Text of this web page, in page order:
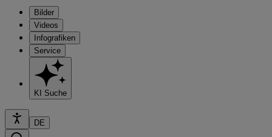
Bilder
Videos
Infografiken
Service
KI Suche
DE